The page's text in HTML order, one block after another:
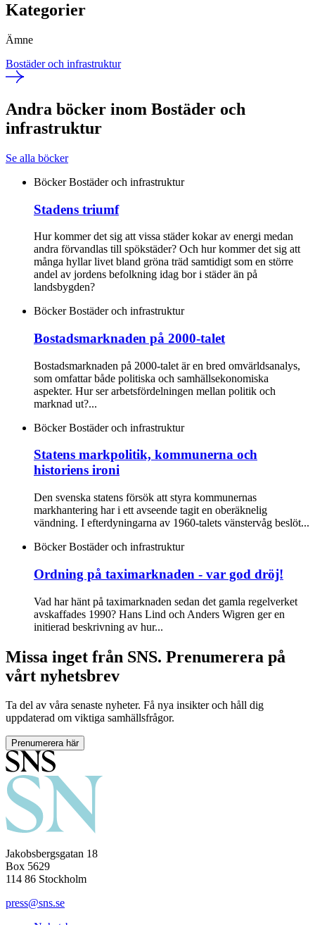
Kategorier
Ämne
Bostäder och infrastruktur
Andra böcker inom Bostäder och
infrastruktur
Se alla böcker
Böcker Bostäder och infrastruktur
Stadens triumf
Hur kommer det sig att vissa städer kokar av energi medan
andra förvandlas till spökstäder? Och hur kommer det sig att
många hyllar livet bland gröna träd samtidigt som en större
andel av jordens befolkning idag bor i städer än på
landsbygden?
Böcker Bostäder och infrastruktur
Bostadsmarknaden på 2000-talet
Bostadsmarknaden på 2000-talet är en bred omvärldsanalys,
som omfattar både politiska och samhällsekonomiska
aspekter. Hur ser arbetsfördelningen mellan politik och
marknad ut?...
Böcker Bostäder och infrastruktur
Statens markpolitik, kommunerna och
historiens ironi
Den svenska statens försök att styra kommunernas
markhantering har i ett avseende tagit en oberäknelig
vändning. I efterdyningarna av 1960-talets vänstervåg beslöt...
Böcker Bostäder och infrastruktur
Ordning på taximarknaden - var god dröj!
Vad har hänt på taximarknaden sedan det gamla regelverket
avskaffades 1990? Hans Lind och Anders Wigren ger en
initierad beskrivning av hur...
Missa inget från SNS. Prenumerera på
vårt nyhetsbrev
Ta del av våra senaste nyheter. Få nya insikter och håll dig
uppdaterad om viktiga samhällsfrågor.
Prenumerera här
Jakobsbergsgatan 18
Box 5629
114 86 Stockholm
press@sns.se